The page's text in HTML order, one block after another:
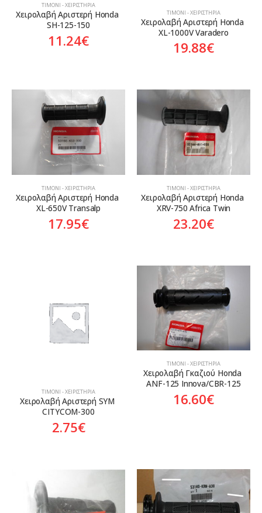
ΤΙΜΌΝΙ - ΧΕΙΡΙΣΤΉΡΙΑ
Χειρολαβή Αριστερή Honda
SH-125-150
11.24€
ΤΙΜΌΝΙ - ΧΕΙΡΙΣΤΉΡΙΑ
Χειρολαβή Αριστερή Honda
XL-1000V Varadero
19.88€
ΤΙΜΌΝΙ - ΧΕΙΡΙΣΤΉΡΙΑ
Χειρολαβή Αριστερή Honda
XL-650V Transalp
17.95€
ΤΙΜΌΝΙ - ΧΕΙΡΙΣΤΉΡΙΑ
Χειρολαβή Αριστερή Honda
XRV-750 Africa Twin
23.20€
ΤΙΜΌΝΙ - ΧΕΙΡΙΣΤΉΡΙΑ
Χειρολαβή Αριστερή SYM
CITYCOM-300
2.75€
ΤΙΜΌΝΙ - ΧΕΙΡΙΣΤΉΡΙΑ
Χειρολαβή Γκαζιού Honda
ANF-125 Innova/CBR-125
16.60€